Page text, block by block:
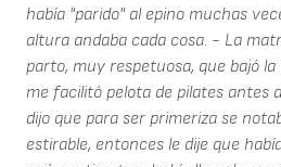
había "parido" al epino muchas
altura andaba cada cosa. - La
parto, muy respetuosa, que bajó la
me facilitó pelota de pilates antes
dijo que para ser primeriza se
estirable, entonces le dije que